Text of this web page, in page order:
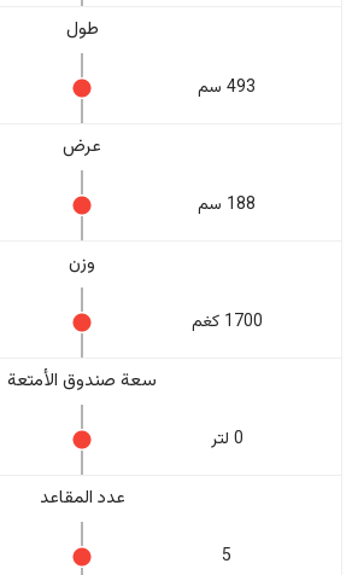
طول
493 سم
عرض
188 سم
وزن
1700 كغم
سعة صندوق الأمتعة
0 لتر
عدد المقاعد
5